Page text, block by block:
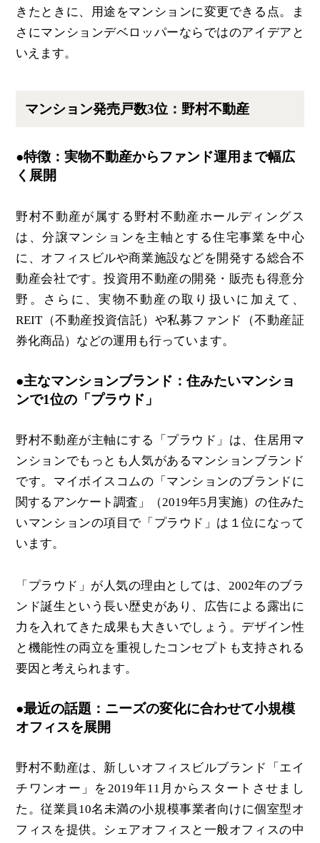
きたときに、用途をマンションに変更できる点。ま
さにマンションデベロッパーならではのアイデアと
いえます。
マンション発売戸数3位：野村不動産
●特徴：実物不動産からファンド運用まで幅広
く展開
野村不動産が属する野村不動産ホールディングス
は、分譲マンションを主軸とする住宅事業を中心
に、オフィスビルや商業施設などを開発する総合不
動産会社です。投資用不動産の開発・販売も得意分
野。さらに、実物不動産の取り扱いに加えて、
REIT（不動産投資信託）や私募ファンド（不動産証
券化商品）などの運用も行っています。
●主なマンションブランド：住みたいマンショ
ンで1位の「プラウド」
野村不動産が主軸にする「プラウド」は、住居用マ
ンションでもっとも人気があるマンションブランド
です。マイボイスコムの「マンションのブランドに
関するアンケート調査」（2019年5月実施）の住みた
いマンションの項目で「プラウド」は１位になって
います。
「プラウド」が人気の理由としては、2002年のブラ
ンド誕生という長い歴史があり、広告による露出に
力を入れてきた成果も大きいでしょう。デザイン性
と機能性の両立を重視したコンセプトも支持される
要因と考えられます。
●最近の話題：ニーズの変化に合わせて小規模
オフィスを展開
野村不動産は、新しいオフィスビルブランド「エイ
チワンオー」を2019年11月からスタートさせまし
た。従業員10名未満の小規模事業者向けに個室型オ
フィスを提供。シェアオフィスと一般オフィスの中